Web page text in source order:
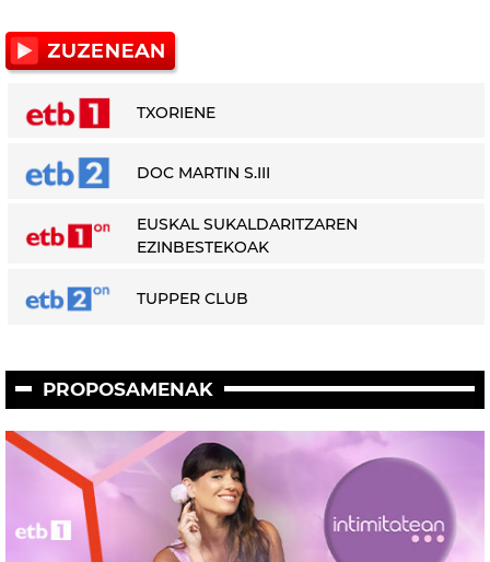
TXORIENE
DOC MARTIN S.III
EUSKAL SUKALDARITZAREN
EZINBESTEKOAK
TUPPER CLUB
PROPOSAMENAK